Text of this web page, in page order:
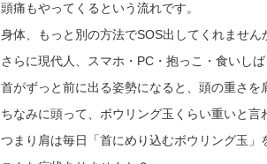
頭痛もやってくるという流れです。
身体、もっと別の方法でSOS出してくれません
さらに現代人、スマホ・PC・抱っこ・食いし
首がずっと前に出る姿勢になると、頭の重さ
ちなみに頭って、ボウリング玉くらい重いと言
つまり肩は毎日「首にめり込むボウリング玉」